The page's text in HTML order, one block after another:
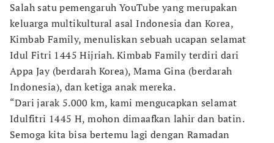
Salah satu pemengaruh YouTube yang merupakan
keluarga multikultural asal Indonesia dan Korea,
Kimbab Family, menuliskan sebuah ucapan selamat
Idul Fitri 1445 Hijriah. Kimbab Family terdiri dari
Appa Jay (berdarah Korea), Mama Gina (berdarah
Indonesia), dan ketiga anak mereka.
“Dari jarak 5.000 km, kami mengucapkan selamat
Idulfitri 1445 H, mohon dimaafkan lahir dan batin.
Semoga kita bisa bertemu lagi dengan Ramadan